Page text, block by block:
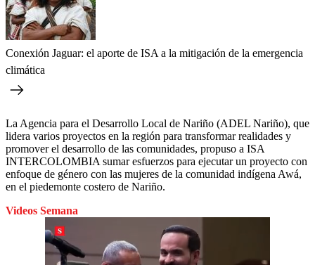
Conexión Jaguar: el aporte de ISA a la mitigación de la emergencia
climática
La Agencia para el Desarrollo Local de Nariño (ADEL Nariño), que
lidera varios proyectos en la región para transformar realidades y
promover el desarrollo de las comunidades, propuso a ISA
INTERCOLOMBIA sumar esfuerzos para ejecutar un proyecto con
enfoque de género con las mujeres de la comunidad indígena Awá,
en el piedemonte costero de Nariño.
Videos Semana